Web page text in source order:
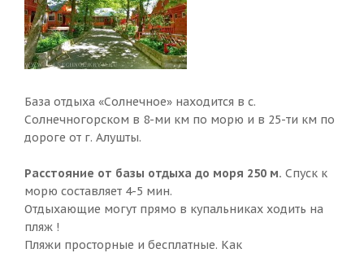
База отдыха «Солнечное» находится в с.
Солнечногорском в 8-ми км по морю и в 25-ти км по
дороге от г. Алушты.
Расстояние от базы отдыха до моря 250 м. Спуск к
морю составляет 4-5 мин.
Отдыхающие могут прямо в купальниках ходить на
пляж !
Пляжи просторные и бесплатные. Как